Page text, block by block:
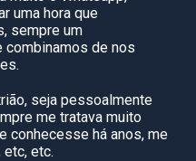
uma hora que
sempre um
combinamos de nos
seja pessoalmente
me tratava muito
conhecesse há anos, me
etc, etc.